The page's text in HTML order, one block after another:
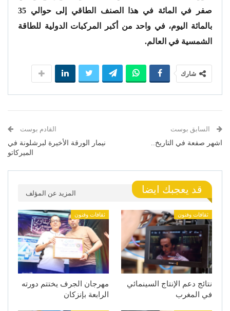
صفر في المائة في هذا الصنف الطاقي إلى حوالي 35
بالمائة اليوم، في واحد من أكبر المركبات الدولية للطاقة
الشمسية في العالم.
شارك
السابق بوست
اشهر صفعة في التاريخ..
القادم بوست
نيمار الورقة الأخيرة لبرشلونة في
الميركاتو
قد يعجبك ايضا المزيد عن المؤلف
ثقافات وفنون
نتائج دعم الإنتاج السينمائي
في المغرب
ثقافات وفنون
مهرجان الجرف يختتم دورته
الرابعة بإنزكان